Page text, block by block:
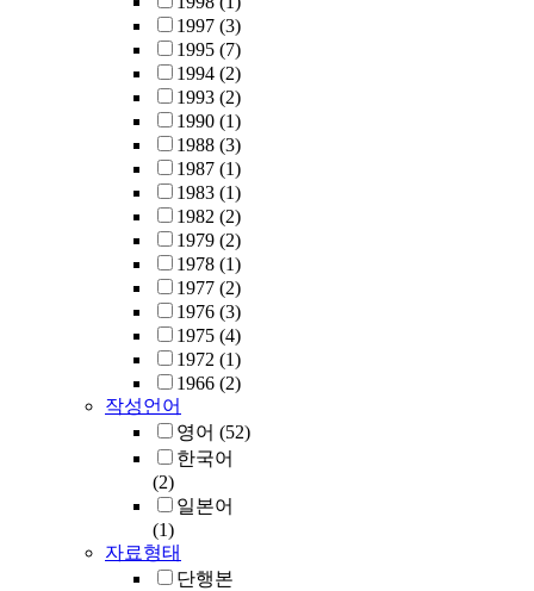
1997 (3)
1995 (7)
1994 (2)
1993 (2)
1990 (1)
1988 (3)
1987 (1)
1983 (1)
1982 (2)
1979 (2)
1978 (1)
1977 (2)
1976 (3)
1975 (4)
1972 (1)
1966 (2)
작성언어
영어 (52)
한국어
(2)
일본어
(1)
자료형태
단행본